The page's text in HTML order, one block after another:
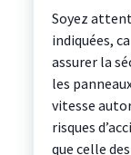
Soyez
indiquées,
assurer la
les
vitesse
risques
que celle